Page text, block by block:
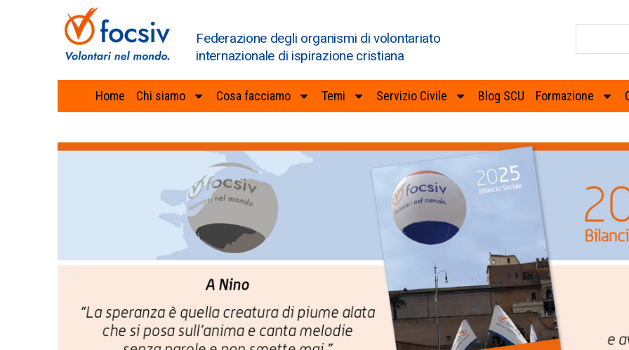
Federazione degli organismi di volontariato
internazionale di ispirazione cristiana
Home Chi siamo Cosa facciamo Temi Servizio Civile Blog SCU Formazione